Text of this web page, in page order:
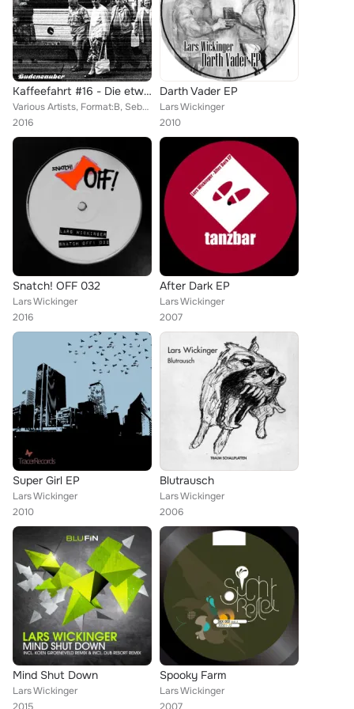
Kaffeefahrt #16 - Die etwas andere elektronische Reise
Various Artists, Format:B, Sebastian Phillip, Muovo, Teki&Rauzi, Stefan Hendry, Max Schaefer, Hanne & Lore, Mirco Niemeier, Kare...
2016
Darth Vader EP
Lars Wickinger
2010
Snatch! OFF 032
Lars Wickinger
2016
After Dark EP
Lars Wickinger
2007
Super Girl EP
Lars Wickinger
2010
Blutrausch
Lars Wickinger
2006
Mind Shut Down
Lars Wickinger
Spooky Farm
Lars Wickinger